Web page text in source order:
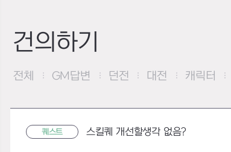
건의하기
전체 GM답변 던전 대전 캐릭터
퀘스트 스킬퀘 개선할생각 없음?